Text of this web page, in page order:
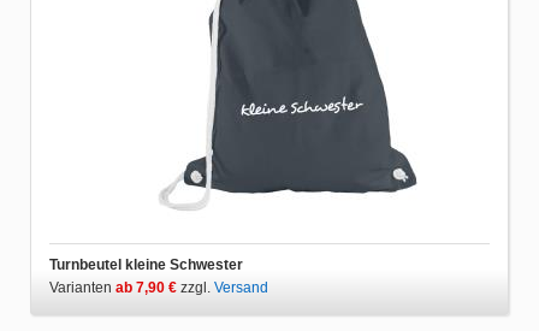
Turnbeutel kleine Schwester
Varianten ab 7,90 € zzgl. Versand